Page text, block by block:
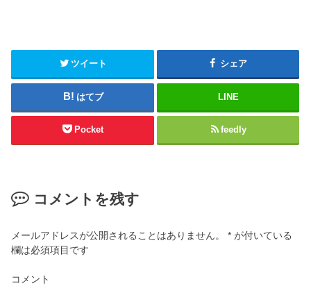
ツイート シェア
はてブ LINE
Pocket feedly
コメントを残す
メールアドレスが公開されることはありません。 * が付いている
欄は必須項目です
コメント